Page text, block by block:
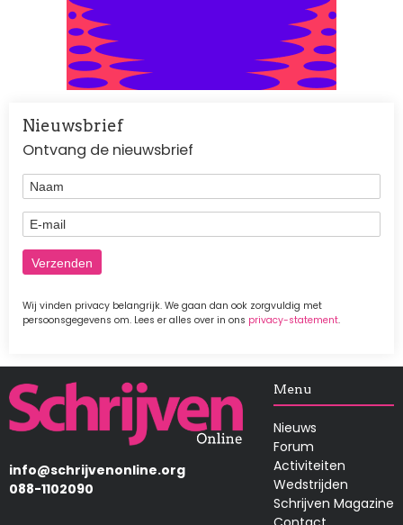
Nieuwsbrief
Ontvang de nieuwsbrief
Naam
E-mail
Wij vinden privacy belangrijk. We gaan dan ook zorgvuldig met
persoonsgegevens om. Lees er alles over in ons privacy-statement.
Afbeelding
info@schrijvenonline.org
088-1102090
Menu
Nieuws
Forum
Activiteiten
Wedstrijden
Schrijven Magazine